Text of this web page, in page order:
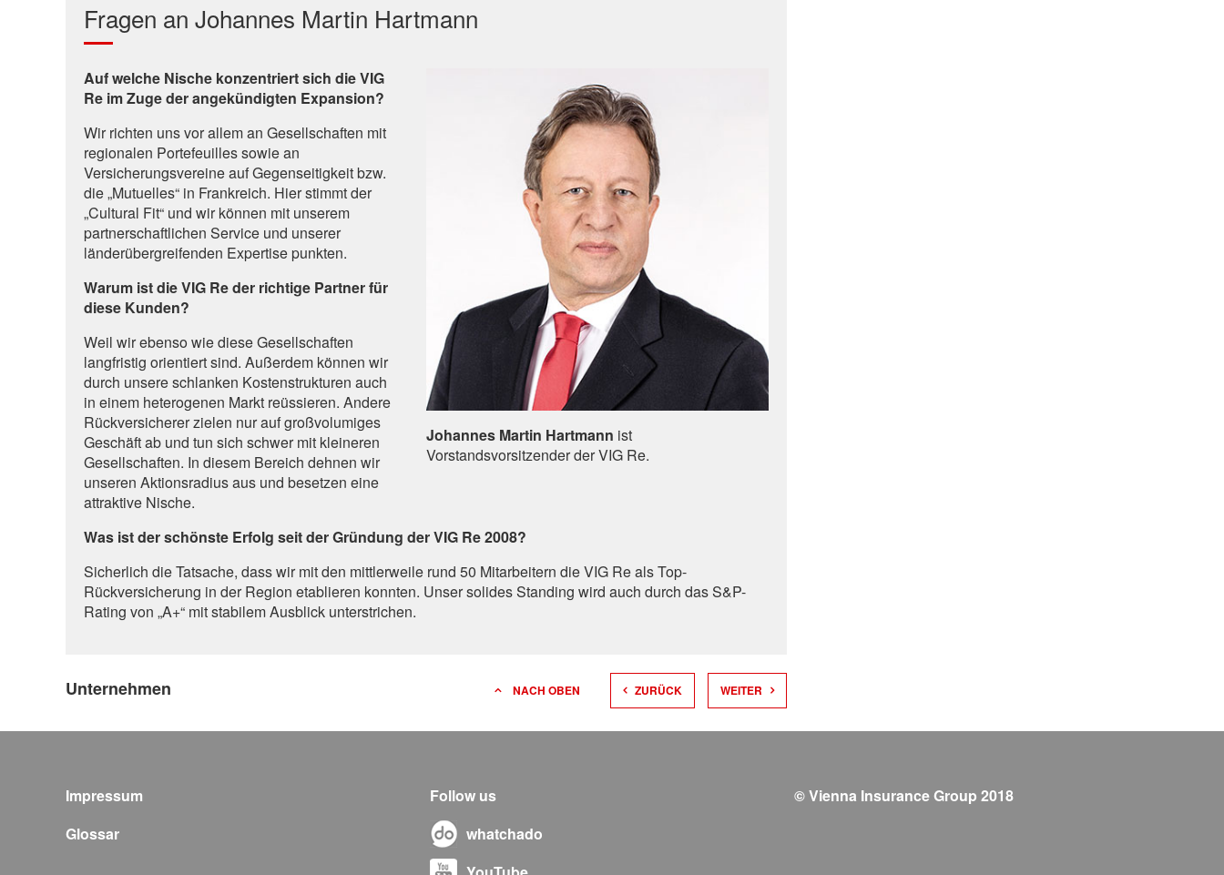
Fragen an Johannes Martin Hartmann
Johannes Martin Hartmann ist
Vorstandsvorsitzender der VIG Re.
Auf welche Nische konzentriert sich die VIG
Re im Zuge der angekündigten Expansion?
Wir richten uns vor allem an Gesellschaften mit
regionalen Portefeuilles sowie an
Versicherungsvereine auf Gegenseitigkeit bzw.
die „Mutuelles“ in Frankreich. Hier stimmt der
„Cultural Fit“ und wir können mit unserem
partnerschaftlichen Service und unserer
länderübergreifenden Expertise punkten.
Warum ist die VIG Re der richtige Partner für
diese Kunden?
Weil wir ebenso wie diese Gesellschaften
langfristig orientiert sind. Außerdem können wir
durch unsere schlanken Kostenstrukturen auch
in einem heterogenen Markt reüssieren. Andere
Rückversicherer zielen nur auf großvolumiges
Geschäft ab und tun sich schwer mit kleineren
Gesellschaften. In diesem Bereich dehnen wir
unseren Aktionsradius aus und besetzen eine
attraktive Nische.
Was ist der schönste Erfolg seit der Gründung der VIG Re 2008?
Sicherlich die Tatsache, dass wir mit den mittlerweile rund 50 Mitarbeitern die VIG Re als Top-
Rückversicherung in der Region etablieren konnten. Unser solides Standing wird auch durch das S&P-
Rating von „A+“ mit stabilem Ausblick unterstrichen.
Unternehmen NACH OBEN ZURÜCK WEITER
Impressum
Glossar
Follow us
whatchado
© Vienna Insurance Group 2018